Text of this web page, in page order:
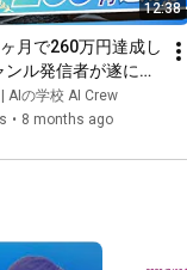
12:38
月で260万円達成し
ンル発信者が遂に登
Crew実績者対談】
AIの学校 AI Crew
• 8 months ago